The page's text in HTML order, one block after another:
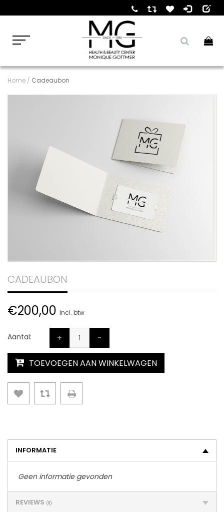
Home / Cadeaubon
CADEAUBON
€200,00 Incl. btw
Aantal: + -
TOEVOEGEN AAN WINKELWAGEN
INFORMATIE
Geen informatie gevonden
REVIEWS (0)